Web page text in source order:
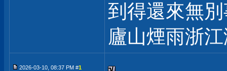
到得還來無
廬山煙雨浙
2026-03-10, 08:37 PM #1